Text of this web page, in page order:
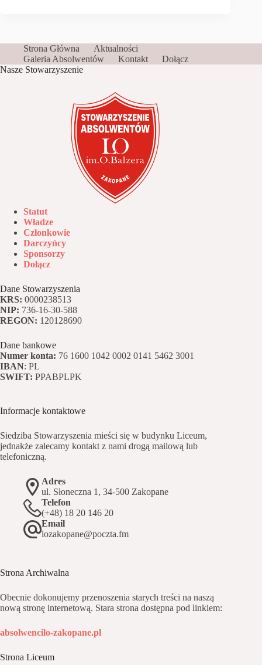
Strona Główna
Aktualności
Galeria Absolwentów
Kontakt
Dołącz
Nasze Stowarzyszenie
Statut
Władze
Członkowie
Darczyńcy
Sponsorzy
Dołącz
Dane Stowarzyszenia
KRS: 0000238513
NIP: 736-16-30-588
REGON: 120128690
Dane bankowe
Numer konta: 76 1600 1042 0002 0141 5462 3001
IBAN: PL
SWIFT: PPABPLPK
Informacje kontaktowe
Siedziba Stowarzyszenia mieści się w budynku Liceum,
jednakże zalecamy kontakt z nami drogą mailową lub
telefoniczną.
Adres
ul. Słoneczna 1, 34-500 Zakopane
Telefon
(+48) 18 20 146 20
Email
lozakopane@poczta.fm
Strona Archiwalna
Obecnie dokonujemy przenoszenia starych treści na naszą
nową stronę internetową. Stara strona dostępna pod linkiem:
absolwencilo-zakopane.pl
Strona Liceum